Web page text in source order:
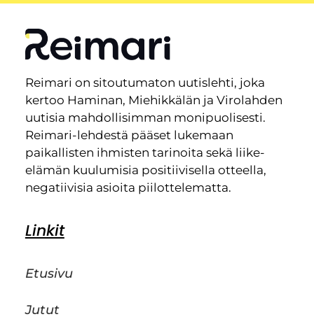
Reimari on sitoutumaton uutislehti, joka
kertoo Haminan, Miehikkälän ja Virolahden
uutisia mahdollisimman monipuolisesti.
Reimari-lehdestä pääset lukemaan
paikallisten ihmisten tarinoita sekä liike-
elämän kuulumisia positiivisella otteella,
negatiivisia asioita piilottelematta.
Linkit
Etusivu
Jutut